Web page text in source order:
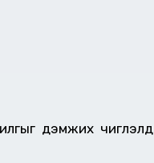
дэмжих чиглэлд